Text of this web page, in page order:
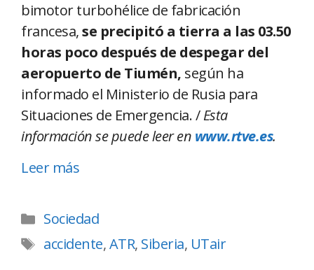
bimotor turbohélice de fabricación
francesa,se precipitó a tierra a las 03.50
horas poco después de despegar del
aeropuerto de Tiumén, según ha
informado el Ministerio de Rusia para
Situaciones de Emergencia. /Esta
información se puede leer en www.rtve.es.
Leer más
Sociedad
accidente,ATR, Siberia, UTair